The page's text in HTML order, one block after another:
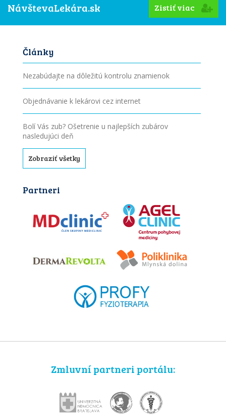
NávštevaLekára.sk
Zistiť viac
Články
Nezabúdajte na dôležitú kontrolu znamienok
Objednávanie k lekárovi cez internet
Bolí Vás zub? Ošetrenie u najlepších zubárov
nasledujúci deň
Zobraziť všetky
Partneri
Zmluvní partneri portálu: